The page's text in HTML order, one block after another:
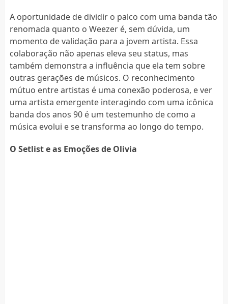
A oportunidade de dividir o palco com uma banda tão
renomada quanto o Weezer é, sem dúvida, um
momento de validação para a jovem artista. Essa
colaboração não apenas eleva seu status, mas
também demonstra a influência que ela tem sobre
outras gerações de músicos. O reconhecimento
mútuo entre artistas é uma conexão poderosa, e ver
uma artista emergente interagindo com uma icônica
banda dos anos 90 é um testemunho de como a
música evolui e se transforma ao longo do tempo.
O Setlist e as Emoções de Olivia